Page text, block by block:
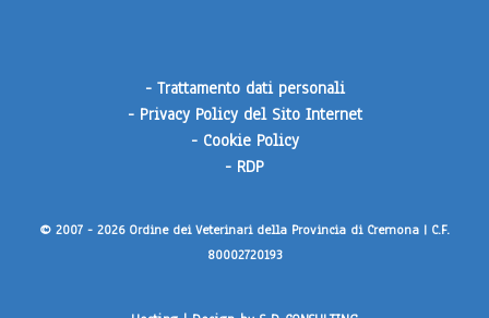
- Trattamento dati personali
- Privacy Policy del Sito Internet
- Cookie Policy
- RDP
© 2007 - 2026 Ordine dei Veterinari della Provincia di Cremona | C.F.
80002720193